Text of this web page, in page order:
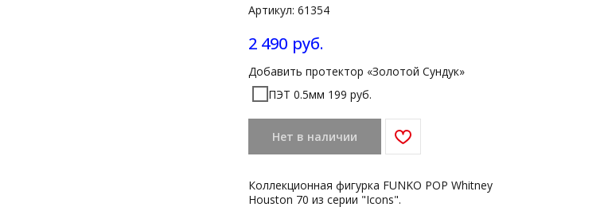
Артикул: 61354
2 490 руб.
Добавить протектор «Золотой Сундук»
ПЭТ 0.5мм 199 руб.
Нет в наличии
Коллекционная фигурка FUNKO POP Whitney
Houston 70 из серии "Icons".